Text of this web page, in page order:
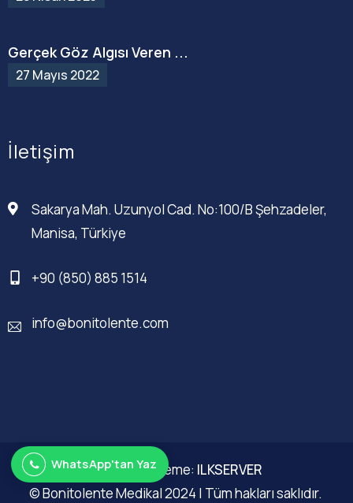
Gerçek Göz Algısı Veren ...
27 Mayıs 2022
İletişim
Sakarya Mah. Uzunyol Cad. No:100/B Şehzadeler,
Manisa, Türkiye
+90 (850) 885 1514
info@bonitolente.com
Web Düzenleme: ILKSERVER
© Bonitolente Medikal 2024 | Tüm hakları saklıdır.
WhatsApp'tan Yaz